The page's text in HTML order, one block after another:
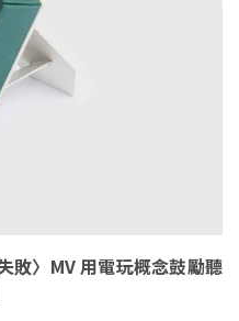
敗〉MV 用電玩概念鼓勵聽